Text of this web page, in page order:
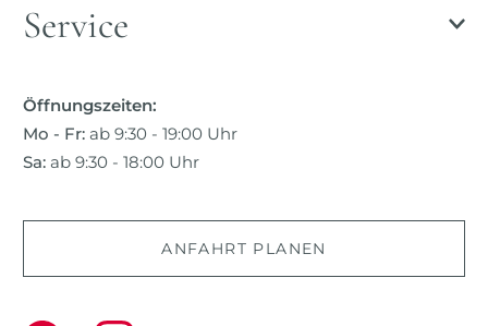
Service
Öffnungszeiten:
Mo - Fr: ab 9:30 - 19:00 Uhr
Sa: ab 9:30 - 18:00 Uhr
ANFAHRT PLANEN